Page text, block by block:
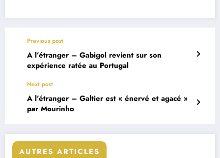
Previous post
A l’étranger – Gabigol revient sur son
expérience ratée au Portugal
Next post
A l’étranger – Galtier est « énervé et agacé »
par Mourinho
AUTRES ARTICLES